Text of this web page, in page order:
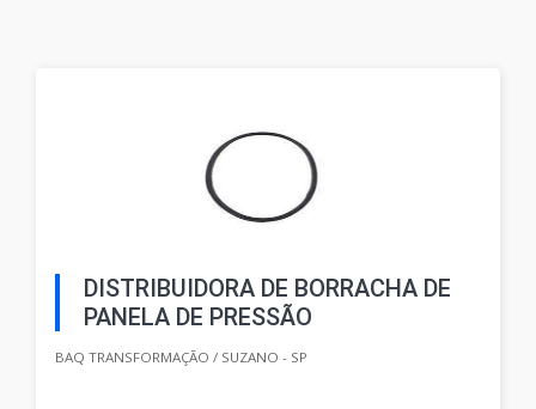
DISTRIBUIDORA DE BORRACHA DE
PANELA DE PRESSÃO
BAQ TRANSFORMAÇÃO / SUZANO - SP